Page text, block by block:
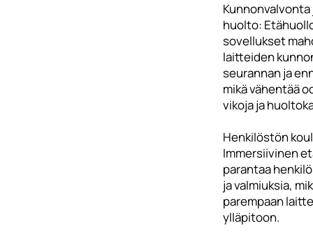
Kunnonvalvonta
huolto:
sovellukset
laitteiden
seurannan ja
mikä vähentää
vikoja ja
Henkilöstön
Immersiivinen
parantaa
ja valmiuksia,
parempaan
ylläpitoon.